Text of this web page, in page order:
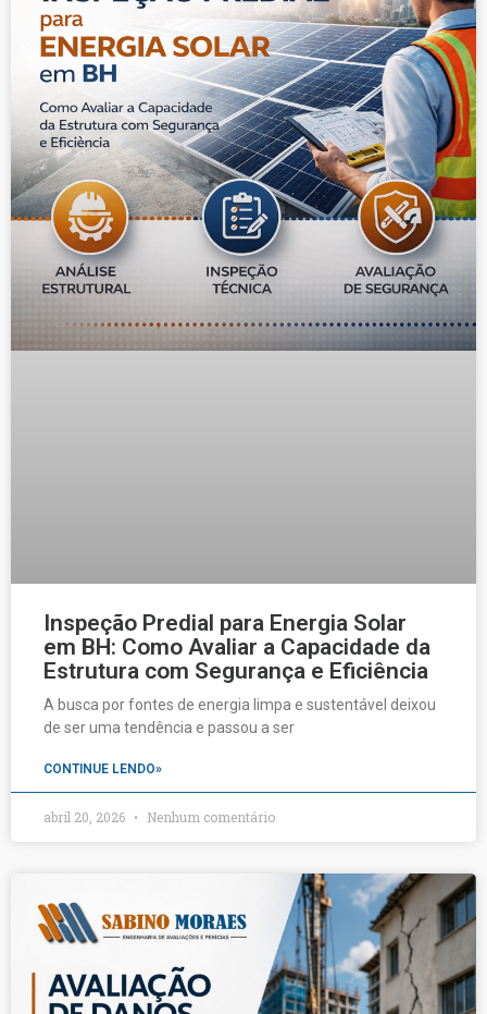
Inspeção Predial para Energia Solar
em BH: Como Avaliar a Capacidade da
Estrutura com Segurança e Eficiência
A busca por fontes de energia limpa e sustentável deixou
de ser uma tendência e passou a ser
CONTINUE LENDO»
abril 20, 2026 Nenhum comentário